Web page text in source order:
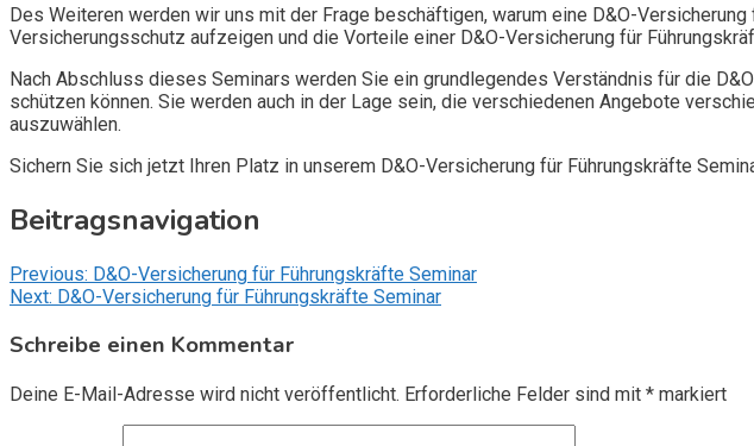
Des Weiteren werden wir uns mit der Frage beschäftigen, warum eine D&O-
Versicherungsschutz aufzeigen und die Vorteile einer D&O-Versicherung für
Nach Abschluss dieses Seminars werden Sie ein grundlegendes Verständnis für die
schützen können. Sie werden auch in der Lage sein, die verschiedenen Angebote
auszuwählen.
Sichern Sie sich jetzt Ihren Platz in unserem D&O-Versicherung für Führungskräfte
Beitragsnavigation
Previous: D&O-Versicherung für Führungskräfte Seminar
Next: D&O-Versicherung für Führungskräfte Seminar
Schreibe einen Kommentar
Deine E-Mail-Adresse wird nicht veröffentlicht. Erforderliche Felder sind mit * markiert